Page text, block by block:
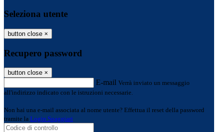
Seleziona utente
button close ×
Recupero password
button close ×
E-mail Verrà inviato un messaggio
all'indirizzo indicato con le istruzioni necessarie.
Non hai una e-mail associata al nome utente? Effettua il reset della password
tramite la Login Spaggiari